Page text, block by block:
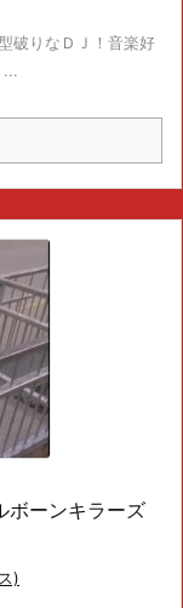
破りなＤＪ！音楽好
ボーンキラーズ
)